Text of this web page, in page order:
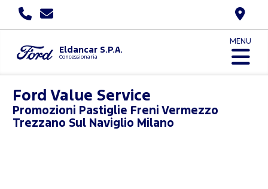
Eldancar S.P.A.
Concessionaria
MENU
Ford Value Service
Promozioni Pastiglie Freni Vermezzo
Trezzano Sul Naviglio Milano